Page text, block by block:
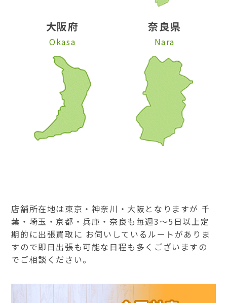
大阪府
Okasa
奈良県
Nara
店舗所在地は東京・神奈川・大阪となりますが 千
葉・埼玉・京都・兵庫・奈良も毎週3～5日以上定
期的に出張買取に お伺いしているルートがありま
すので即日出張も可能な日程も多くございますの
でご相談ください。